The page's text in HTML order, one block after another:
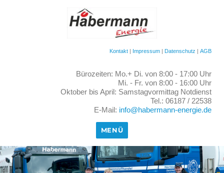
Kontakt | Impressum | Datenschutz | AGB
Bürozeiten: Mo.+ Di. von 8:00 - 17:00 Uhr
Mi. - Fr. von 8:00 - 16:00 Uhr
Oktober bis April: Samstagvormittag Notdienst
Tel.: 06187 / 22538
E-Mail: info@habermann-energie.de
MENÜ